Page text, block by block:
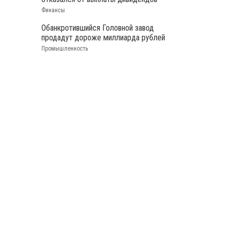
Финансы
Обанкротившийся Головной завод
продадут дороже миллиарда рублей
Промышленность